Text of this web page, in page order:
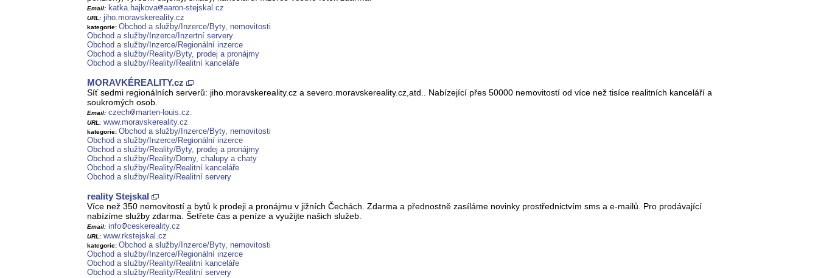
Email: katka.hajkova aaron-stejskal.cz
URL: jiho.moravskereality.cz
kategorie: Obchod a služby/Inzerce/Byty, nemovitosti
Obchod a služby/Inzerce/Inzertní servery
Obchod a služby/Inzerce/Regionální inzerce
Obchod a služby/Reality/Byty, prodej a pronájmy
Obchod a služby/Reality/Realitní kanceláře
MORAVKÉREALITY.cz
Síť sedmi regionálních serverů: jiho.moravskereality.cz a severo.moravskereality.cz,atd.. Nabízející přes 50000 nemovitostí od více než tisíce realitních kanceláří a
soukromých osob.
Email: czech marten-louis.cz.
URL: www.moravskereality.cz
kategorie: Obchod a služby/Inzerce/Byty, nemovitosti
Obchod a služby/Inzerce/Regionální inzerce
Obchod a služby/Reality/Byty, prodej a pronájmy
Obchod a služby/Reality/Domy, chalupy a chaty
Obchod a služby/Reality/Realitní kanceláře
Obchod a služby/Reality/Realitní servery
reality Stejskal
Více než 350 nemovitostí a bytů k prodeji a pronájmu v jižních Čechách. Zdarma a přednostně zasíláme novinky prostřednictvím sms a e-mailů. Pro prodávající
nabízíme služby zdarma. Šetřete čas a peníze a využijte našich služeb.
Email: info ceskereality.cz
URL: www.rkstejskal.cz
kategorie: Obchod a služby/Inzerce/Byty, nemovitosti
Obchod a služby/Inzerce/Regionální inzerce
Obchod a služby/Reality/Realitní kanceláře
Obchod a služby/Reality/Realitní servery